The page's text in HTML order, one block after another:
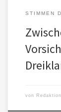
STIMMEN
von Redaktion